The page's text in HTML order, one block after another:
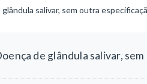
salivar, sem outra
de glândula salivar,